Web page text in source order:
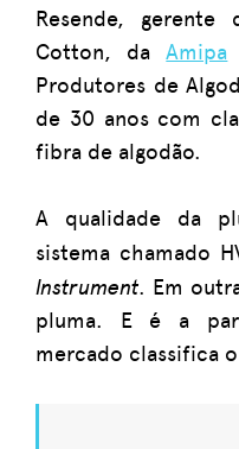
Resende,
Cotton, daAmipa
Produtores de
de 30 anos com
fibra de algodão.
A qualidade da
sistema chamado
Instrument. Em
pluma. E é a
mercado classifica